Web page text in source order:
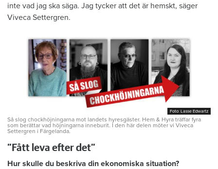
inte vad jag ska säga. Jag tycker att det är hemskt, säger
Viveca Settergren.
Foto: Lasse Edwartz
Foto: Lasse Edwartz
Så slog chockhöjningarna mot landets hyresgäster. Hem & Hyra träffar fyra
som berättar vad höjningarna inneburit. I den här delen möter vi Viveca
Settergren i Färgelanda.
”Fått leva efter det”
Hur skulle du beskriva din ekonomiska situation?